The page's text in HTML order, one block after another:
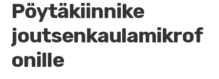
Pöytäkiinnike
joutsenkaulamikrof
onille